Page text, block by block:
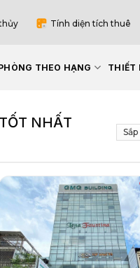
Tính diện tích thuê
THEO HẠNG THIẾT
NHẤT